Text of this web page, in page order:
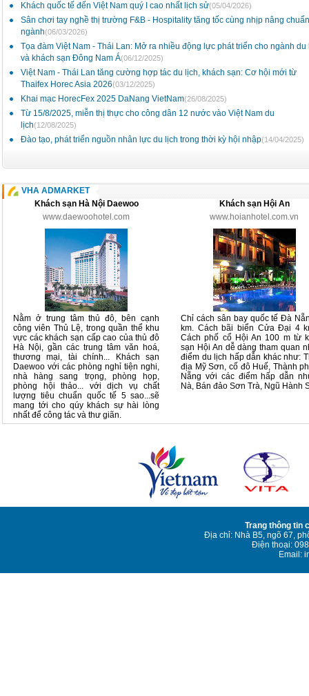
Khách quốc tế đến Việt Nam quý I cao nhất lịch sử(05/04/2026)
Sân chơi tay nghề thị trường F&B - Hospitality tăng tốc cùng nhịp nâng chuẩn
ngành(06/03/2026)
Tọa đàm Việt Nam - Thái Lan: Mở ra nhiều động lực phát triển cho ngành du
và khách sạn Đông Nam Á(06/12/2025)
Việt Nam - Thái Lan tăng cường hợp tác du lịch, khách sạn: Cơ hội mới từ
Thaifex Horec Asia 2026(03/12/2025)
Khai mạc HorecFex 2025 DaNang VietNam(26/08/2025)
Từ 15/8/2025, miễn thị thực cho công dân 12 nước vào Việt Nam du
lịch(12/08/2025)
Đào tạo, phát triển nguồn nhân lực du lịch trong thời kỳ hội nhập(14/04/2025)
VHA ADMARKET
Khách sạn Hà Nội Daewoo
www.daewoohotel.com
Nằm ở trung tâm thủ đô, bên cạnh
công viên Thủ Lệ, trong quần thể khu
vực các khách sạn cấp cao của thủ đô
Hà Nội, gần các trung tâm văn hoá,
thương mại, tài chính... Khách sạn
Daewoo với các phòng nghỉ tiện nghi,
nhà hàng sang trọng, phòng họp,
phòng hội thảo... với dịch vụ chất
lượng tiêu chuẩn quốc tế 5 sao...sẽ
mang tới cho qúy khách sự hài lòng
nhất để công tác và thư giãn.
Khách sạn Hội An
www.hoianhotel.com.vn
Chỉ cách sân bay quốc tế Đà
km. Cách bãi biển Cửa Đại 4
Cách phố cổ Hội An 100 m từ
sạn Hội An dễ dàng tham quan
điểm du lịch hấp dẫn khác như:
địa Mỹ Sơn, cố đô Huế, Thành
Nẵng với các điểm hấp dẫn
Nà, Bán đảo Sơn Trà, Ngũ Hành
Trang thông tin
Địa chỉ: Nhà B5, ngõ 67,
Điện thoại:
Email: